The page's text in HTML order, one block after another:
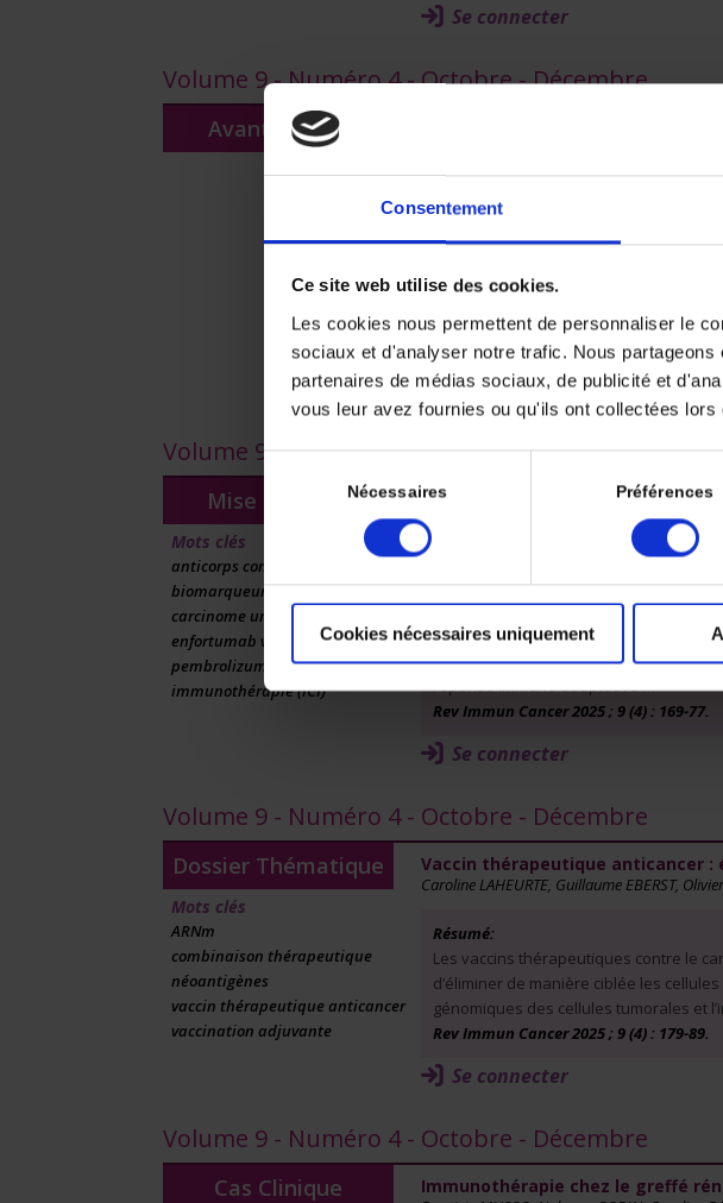
Consentement
Ce site web utilise des cookies.
Les cookies nous permettent de personnaliser le
sociaux et d'analyser notre trafic. Nous
partenaires de médias sociaux, de publicité et
vous leur avez fournies ou qu'ils ont collectées
Sélection
consentement
Nécessaires Préférences
Cookies nécessaires uniquement
Se connecter
Volume 9 - Numéro 4 - Octobre - Décembre
Avant-propos
Chers tous,
Neuf ans après le lancement de LA
l’immuno-oncologie dans la prise en
ligne éditoriale de la revue. L’immuno-
pratique …
Rev Immun Cancer 2025 ; 9 (4) : 168.
Se connecter
Volume 9 - Numéro 4 - Octobre - Décembre
Mise au point
Mots clés
anticorps conjugués (ADC)
biomarqueurs prédictifs
carcinome urothélial
enfortumab vedotin –
pembrolizumab
immunothérapie (ICI)
Anticorps conjugués et
cliniques
Safa ABDALLAHOUI, Fabien MOINARD-
Résumé:
Les anticorps conjugués (ADC), en
prise en charge du carcinome
cytotoxicité dirigée contre la tumeur et
réponse immune adaptative …
Rev Immun Cancer 2025 ; 9 (4) : 169-77.
Se connecter
Volume 9 - Numéro 4 - Octobre - Décembre
Dossier Thématique
Mots clés
ARNm
combinaison thérapeutique
néoantigènes
vaccin thérapeutique anticancer
vaccination adjuvante
Vaccin thérapeutique anticancer :
Caroline LAHEURTE, Guillaume EBERST,
Résumé:
Les vaccins thérapeutiques contre le
d’éliminer de manière ciblée les
génomiques des cellules tumorales et
Rev Immun Cancer 2025 ; 9 (4) : 179-89.
Se connecter
Volume 9 - Numéro 4 - Octobre - Décembre
Cas Clinique Immunothérapie chez le greffé